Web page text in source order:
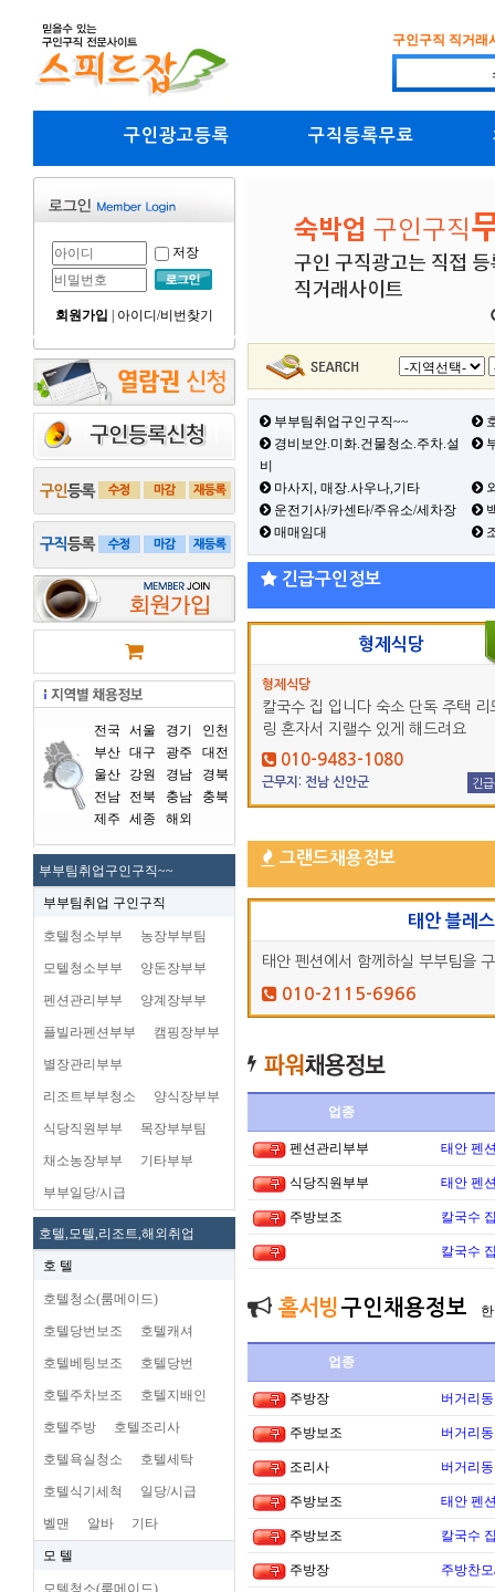
구인구직 직거래
구인광고등록 구직등록무료
저장
회원가입 아이디/비번찾기
전국 서울 경기
인천
부산 대구 광주
대전
울산
강원 경남
경북
전남
전북 충남
충북
제주
세종 해외
부부팀취업구인구직~~
부부팀취업 구인구직
호텔청소부부 농장부부팀
모텔청소부부 양돈장부부
펜션관리부부 양계장부부
플빌라펜션부부 캠핑장부부
별장관리부부
리조트부부청소 양식장부부
식당직원부부 목장부부팀
채소농장부부 기타부부
부부일당/시급
호텔,모텔,리조트,해외취업
호 텔
호텔청소(룸메이드)
호텔당번보조 호텔캐셔
호텔베팅보조 호텔당번
호텔주차보조 호텔지배인
호텔주방 호텔조리사
호텔욕실청소 호텔세탁
호텔식기세척 일당/시급
벨맨 알바 기타
모 텔
모텔청소(룸메이드)
부부팀취업구인구직~~
경비보안.미화.건물청소.주차.설
비
마사지, 매장.사우나,기타
운전기사/카센타/주유소/세차장
매매임대
긴급구인정보
형제식당
형제식당
칼국수 집 입니다 숙소 단독 주택 리
링 혼자서 지랠수 있게 해드려요
010-9483-1080
근무지: 전남 신안군 긴
그랜드채용정보
태안 블레
태안 펜션에서 함께하실 부부팀을
010-2115-6966
업종
펜션관리부부 태안 펜
식당직원부부 태안 펜
주방보조 칼국수
칼국수
홀서빙 구인채용정보
업종
주방장 버거리
주방보조 버거리
조리사 버거리
주방보조 태안 펜
주방보조 칼국수
주방장 주방찬